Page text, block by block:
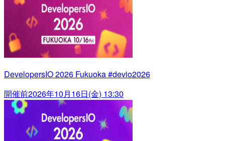
DevelopersIO 2026 Fukuoka #devio2026
開催前2026年10月16日(金) 13:30